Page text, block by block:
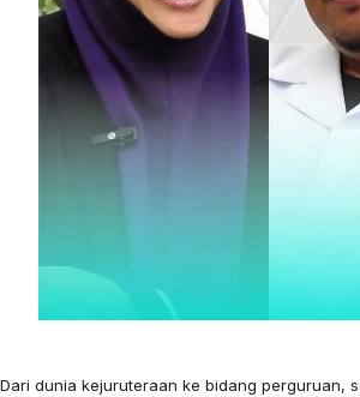
Dari dunia kejuruteraan ke bidang perguruan,